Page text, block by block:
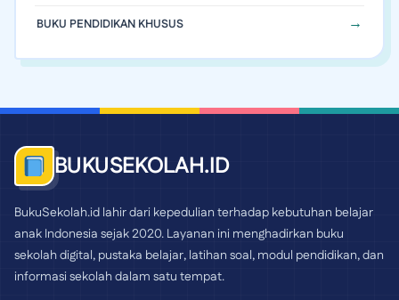
BUKU PENDIDIKAN KHUSUS
BUKUSEKOLAH.ID
BukuSekolah.id lahir dari kepedulian terhadap kebutuhan belajar
anak Indonesia sejak 2020. Layanan ini menghadirkan buku
sekolah digital, pustaka belajar, latihan soal, modul pendidikan, dan
informasi sekolah dalam satu tempat.